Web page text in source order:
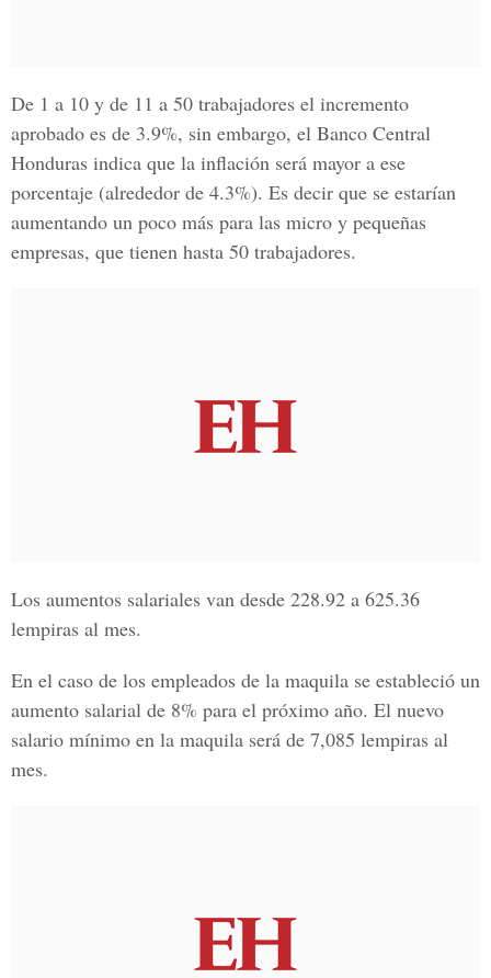
De 1 a 10 y de 11 a 50 trabajadores el incremento
aprobado es de 3.9%, sin embargo, el Banco Central
Honduras indica que la inflación será mayor a ese
porcentaje (alrededor de 4.3%). Es decir que se estarían
aumentando un poco más para las micro y pequeñas
empresas, que tienen hasta 50 trabajadores.
Los aumentos salariales van desde 228.92 a 625.36
lempiras al mes.
En el caso de los empleados de la maquila se estableció un
aumento salarial de 8% para el próximo año. El nuevo
salario mínimo en la maquila será de 7,085 lempiras al
mes.